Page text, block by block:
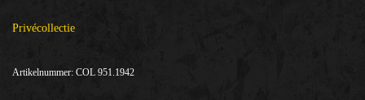
Privécollectie
Artikelnummer: COL 951.1942